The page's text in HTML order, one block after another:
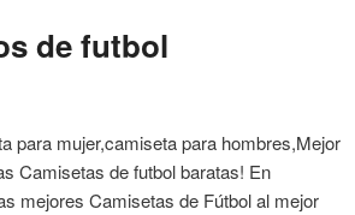
de futbol
para mujer,camiseta para hombres,Mejor
Camisetas de futbol baratas! En
mejores Camisetas de Fútbol al mejor